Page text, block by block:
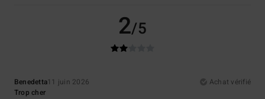
2/5
Benedetta11 juin 2026
Achat vérifié
Trop cher